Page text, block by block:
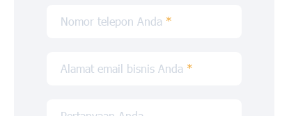
Nomor telepon Anda *
Alamat email bisnis Anda *